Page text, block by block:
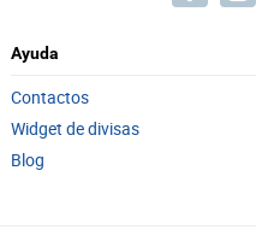
Ayuda
Contactos
Widget de divisas
Blog